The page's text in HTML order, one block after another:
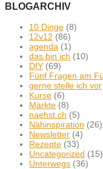
BLOGARCHIV
10 Dinge (8)
12v12 (86)
agenda (1)
das bin ich (10)
DIY (69)
Fünf Fragen am
gerne stelle ich vor
Kurse (6)
Märkte (8)
naehst.ch (5)
Nähinspiration (26)
Newsletter (4)
Rezepte (33)
Uncategorized (15)
Unterwegs (36)